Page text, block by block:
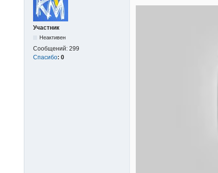
Участник
Неактивен
Сообщений: 299
Спасибо: 0